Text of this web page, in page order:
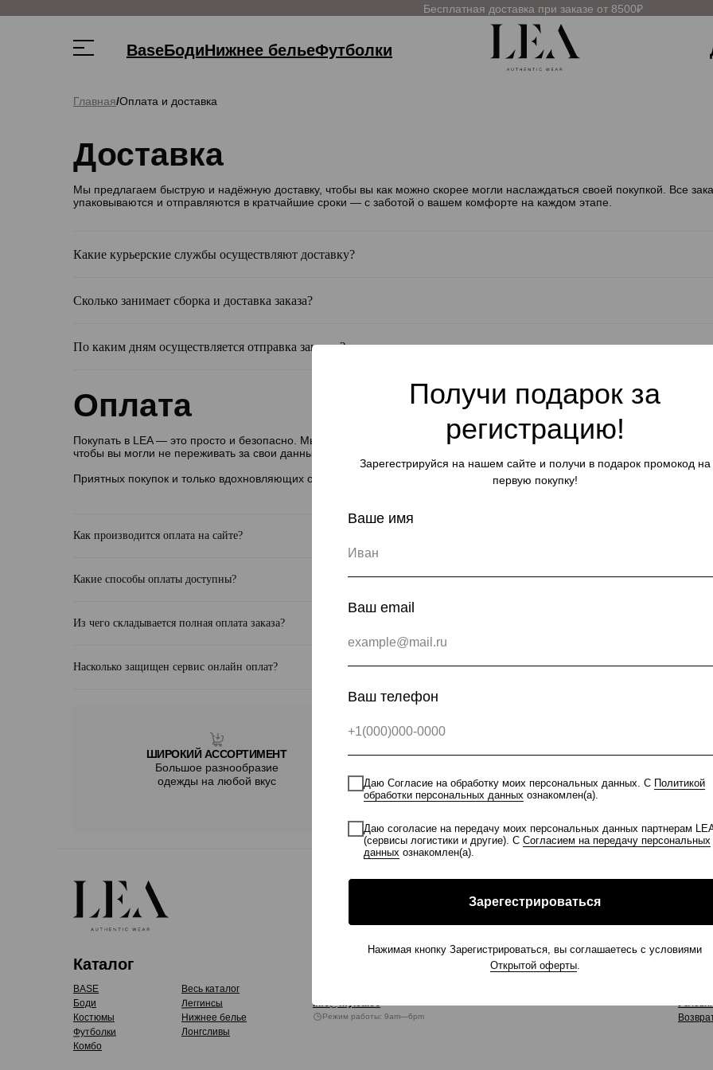
BaseБодиНижнее бельеФутболки
Бесплатная доставка при заказе от 8500₽
Получи подарок за
регистрацию!
Зарегестрируйся на нашем сайте и получи в подарок промокод на
первую покупку!
Ваше имя
Ваш email
Ваш телефон
Даю Согласие на обработку моих персональных данных. С Политикой
обработки персональных данных ознакомлен(а).
Даю соголасие на передачу моих персональных данных партнерам
(сервисы логистики и другие). С Согласием на передачу персональных
данных ознакомлен(а).
Зарегестрироваться
Нажимая кнопку Зарегистрироваться, вы соглашаетесь с условиями
Открытой оферты.
Главная/Оплата и доставка
Доставка
Мы предлагаем быструю и надёжную доставку, чтобы вы как можно скорее могли наслаждаться своей покупкой. Все
упаковываются и отправляются в кратчайшие сроки — с заботой о вашем комфорте на каждом этапе.
Какие курьерские службы осуществляют доставку?
Сколько занимает сборка и доставка заказа?
По каким дням осуществляется отправка заказов?
Оплата
Покупать в LEA — это просто и безопасно. Мы используем только современные платёжные системы и надёжные
чтобы вы могли не переживать за свои данные. Всё работает быстро, удобно и стабильно — так, как и должно быть.
Приятных покупок и только вдохновляющих образов с LEA!
Как производится оплата на сайте?
Какие способы оплаты доступны?
Из чего складывается полная оплата заказа?
Насколько защищен сервис онлайн оплат?
ШИРОКИЙ АССОРТИМЕНТ
Большое разнообразие
одежды на любой вкус
ИДЕАЛЬНАЯ ПОСАДКА
вашу уникальность
BASE
Боди
Костюмы
Футболки
Комбо
Весь каталог
Леггинсы
Нижнее белье
Лонгсливы
info@mylea.co
Режим работы: 9am—6pm
Каталог